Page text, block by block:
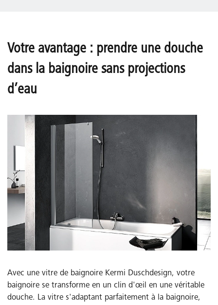
Votre avantage : prendre une douche
dans la baignoire sans projections
d’eau
Avec une vitre de baignoire Kermi Duschdesign, votre
baignoire se transforme en un clin d'œil en une véritable
douche. La vitre s'adaptant parfaitement à la baignoire,